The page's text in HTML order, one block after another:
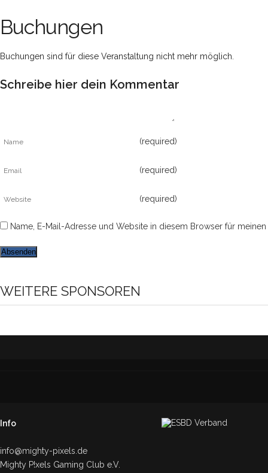
Buchungen
Buchungen sind für diese Veranstaltung nicht mehr möglich.
Schreibe hier dein Kommentar
(required)
(required)
(required)
Name, E-Mail-Adresse und Website in diesem Browser für
WEITERE SPONSOREN
Info
info@mighty-pixels.de
Mighty P!xels Gaming Club e.V.